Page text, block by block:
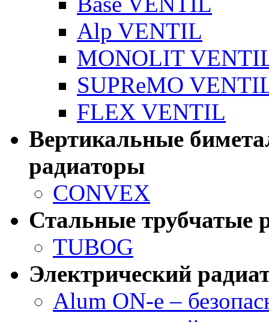
Alp VENTIL
MONOLIT
SUPReMO
FLEX VENTIL
Вертикальные
радиаторы
CONVEX
Стальные трубчатые
TUBOG
Электрический
Alum ON-e –